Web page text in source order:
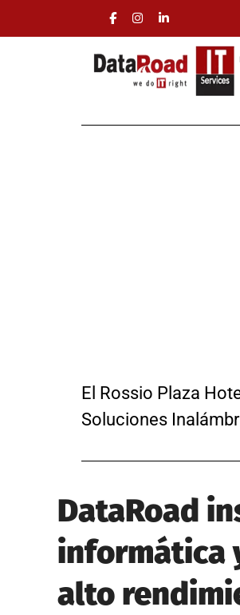
El Rossio Plaza
Soluciones
DataRoad
informática
alto